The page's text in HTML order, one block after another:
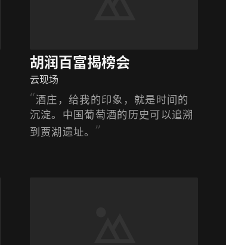
胡润百富揭榜会
云现场
酒庄，给我的印象，就是时间的
沉淀。中国葡萄酒的历史可以追溯
到贾湖遗址。